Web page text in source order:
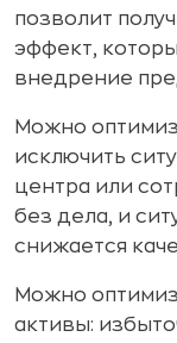
позволит
эффект,
внедрение
Можно
исключить
центра или
без дела, и
снижается
Можно
активы: